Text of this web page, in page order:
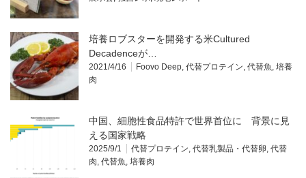
培養ロブスターを開発する米Cultured
Decadenceが…
2021/4/16 Foovo Deep, 代替プロテイン, 代替魚, 培養
肉
中国、細胞性食品特許で世界首位に 背景に見
える国家戦略
2025/9/1 代替プロテイン, 代替乳製品・代替卵, 代替
肉, 代替魚, 培養肉